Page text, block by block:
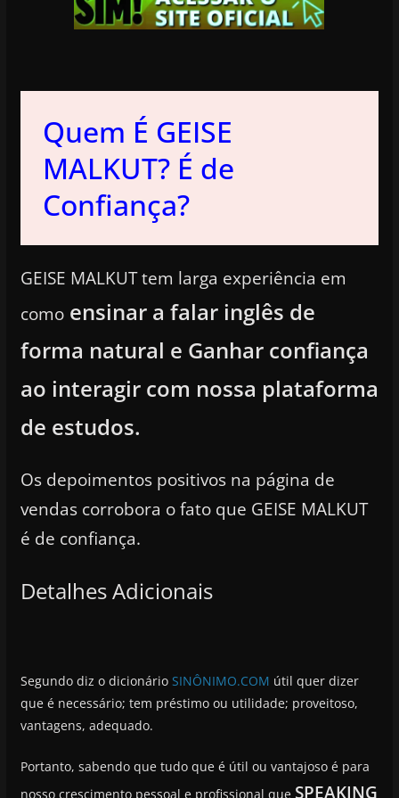
Quem É GEISE
MALKUT? É de
Confiança?
GEISE MALKUT tem larga experiência em
comoensinar a falar inglês de
forma natural e Ganhar confiança
ao interagir com nossa plataforma
de estudos.
Os depoimentos positivos na página de
vendas corrobora o fato que GEISE MALKUT
é de confiança.
Detalhes Adicionais
Segundo diz o dicionário SINÔNIMO.COM útil quer dizer
que é necessário; tem préstimo ou utilidade; proveitoso,
vantagens, adequado.
Portanto, sabendo que tudo que é útil ou vantajoso é para
nosso crescimento pessoal e profissional que SPEAKING